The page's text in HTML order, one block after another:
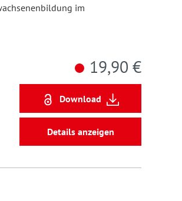
im
19,90 €
Download
Details anzeigen